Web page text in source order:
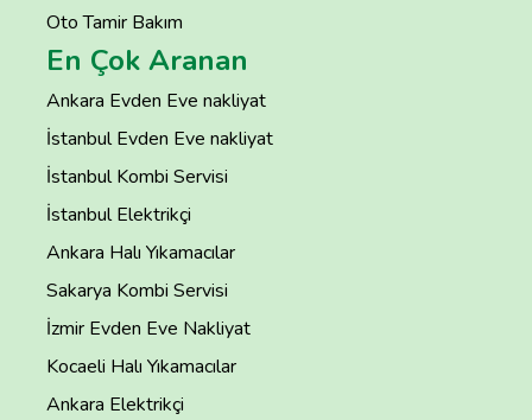
Oto Tamir Bakım
En Çok Aranan
Ankara Evden Eve nakliyat
İstanbul Evden Eve nakliyat
İstanbul Kombi Servisi
İstanbul Elektrikçi
Ankara Halı Yıkamacılar
Sakarya Kombi Servisi
İzmir Evden Eve Nakliyat
Kocaeli Halı Yıkamacılar
Ankara Elektrikçi